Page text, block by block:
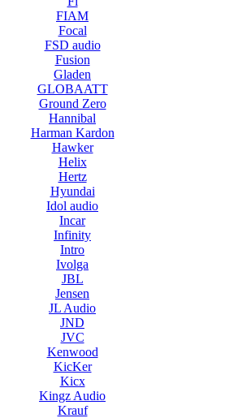
FIAM
Focal
FSD audio
Fusion
Gladen
GLOBAATT
Ground Zero
Hannibal
Harman Kardon
Hawker
Helix
Hertz
Hyundai
Idol audio
Incar
Infinity
Intro
Ivolga
JBL
Jensen
JL Audio
JND
JVC
Kenwood
KicKer
Kicx
Kingz Audio
Krauf